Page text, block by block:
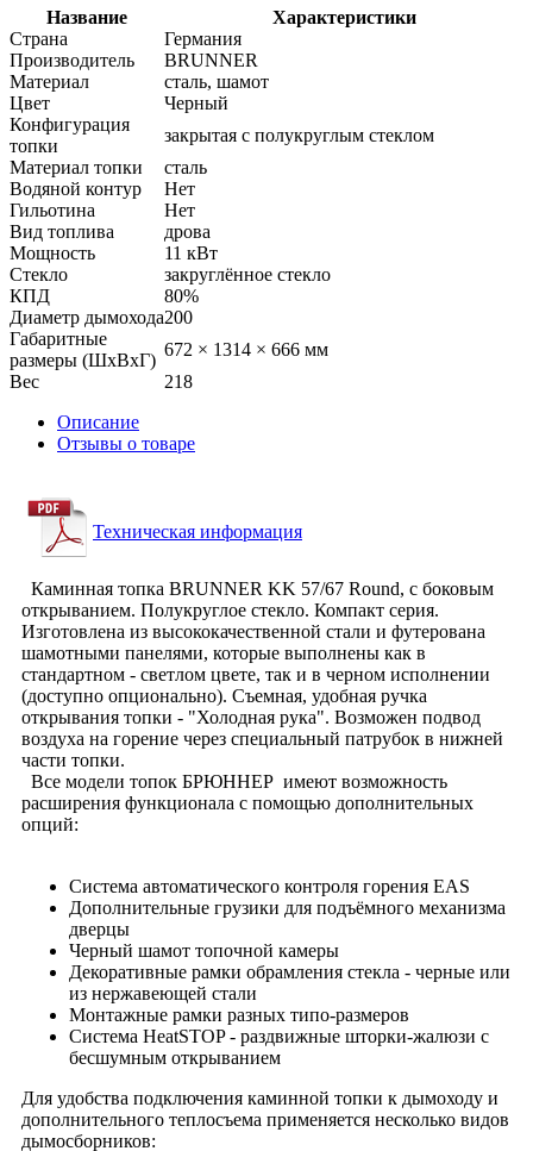
Название
Характеристики
Страна
Германия
Производитель
BRUNNER
Материал
сталь, шамот
Цвет
Черный
Конфигурация
топки
закрытая с полукруглым стеклом
Материал топки
сталь
Водяной контур
Нет
Гильотина
Нет
Вид топлива
дрова
Мощность
11 кВт
Стекло
закруглённое стекло
КПД
80%
Диаметр дымохода200
Габаритные
размеры (ШхВхГ)
672 × 1314 × 666 мм
Вес
218
Описание
Отзывы о товаре
Техническая информация
Каминная топка BRUNNER KK 57/67 Round, с боковым
открыванием. Полукруглое стекло. Компакт серия.
Изготовлена из высококачественной стали и футерована
шамотными панелями, которые выполнены как в
стандартном - светлом цвете, так и в черном исполнении
(доступно опционально). Съемная, удобная ручка
открывания топки - "Холодная рука". Возможен подвод
воздуха на горение через специальный патрубок в нижней
части топки.
Все модели топок БРЮННЕР имеют возможность
расширения функционала с помощью дополнительных
опций:
Система автоматического контроля горения EAS
Дополнительные грузики для подъёмного механизма
дверцы
Черный шамот топочной камеры
Декоративные рамки обрамления стекла - черные или
из нержавеющей стали
Монтажные рамки разных типо-размеров
Система HeatSTOP - раздвижные шторки-жалюзи с
бесшумным открыванием
Для удобства подключения каминной топки к дымоходу и
дополнительного теплосъема применяется несколько видов
дымосборников: